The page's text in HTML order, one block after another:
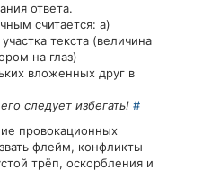
ответа.
считается: а)
текста (величина
на глаз)
вложенных друг в
следует избегать! #
провокационных
флейм, конфликты
трёп, оскорбления и